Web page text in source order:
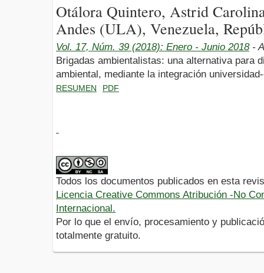
Otálora Quintero, Astrid
Andes (ULA), Venezuela,
Vol. 17, Núm. 39 (2018): Enero - Junio 2018-
Brigadas ambientalistas: una alternativa para
ambiental, mediante la integración
RESUMEN PDF
Todos los documentos publicados en esta
Licencia Creative Commons Atribución -No
Internacional.
Por lo que el envío, procesamiento y
totalmente gratuito.